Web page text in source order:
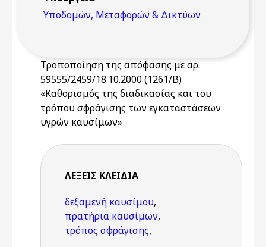
Υποδομών, Μεταφορών & Δικτύων
Τροποποίηση της απόφασης με αρ.
59555/2459/18.10.2000 (1261/Β)
«Καθορισμός της διαδικασίας και του
τρόπου σφράγισης των εγκαταστάσεων
υγρών καυσίμων»
ΛΈΞΕΙΣ KΛΕΙΔΙΆ
δεξαμενή καυσίμου,
πρατήρια καυσίμων,
τρόπος σφράγισης,